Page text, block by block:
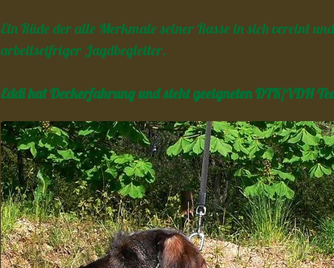
Ein Rüde der alle Merkmale seiner Rasse in sich vereint
arbeitseifriger Jagdbegleiter.
Eddi hat Deckerfahrung und steht geeigneten DTK/VDH